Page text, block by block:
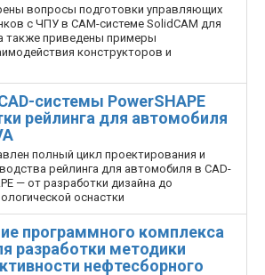
вопросы подготовки управляющих
с ЧПУ в CAM-системе SolidCAM для
также приведены примеры
конструкторов и
системы PowerSHAPE
рейлинга для автомобиля
полный цикл проектирования и
рейлинга для автомобиля в CAD-
— от разработки дизайна до
оснастки
программного комплекса
разработки методики
нефтесборного